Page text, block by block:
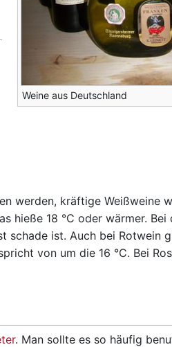
Weine aus Deutschland
werden, kräftige Weißweine
hieße 18 °C oder wärmer. Bei
schade ist. Auch bei Rotwein
von um die 16 °C. Bei
. Man sollte es so häufig